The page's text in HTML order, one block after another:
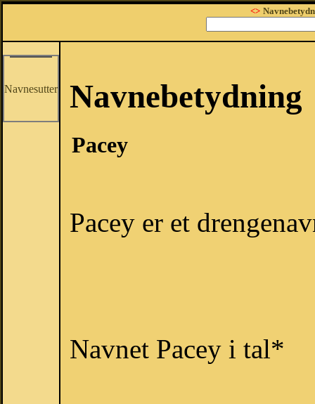
<>
Navnesutter Navnebetydning
Pacey
Pacey er et
Navnet Pacey i tal*